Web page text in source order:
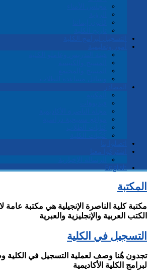
المكتبة
مكتبة كلية الناصرة الإنجيلية هي مكتبة عامة
الكتب العربية والإنجليزية والعبرية
التسجيل في الكلية
تجدون هُنا وصف لعملية التسجيل في الكلية
لبرامج الكلية الأكاديمية